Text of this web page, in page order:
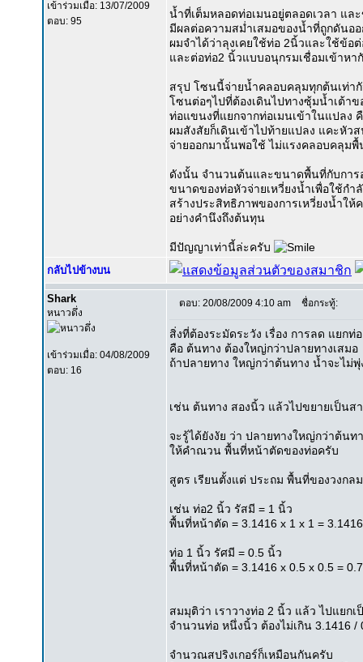
เข้าร่วมเมื่อ: 13/07/2009
ตอบ: 95
น้ำที่เต็มหลอดท่อเมนอยู่ตลอดเวลา แล
มีผลต่อความสม่ำเสมอของน้ำที่ถูกดันอ
ผมจำได้ว่าลุงเคยใช้ท่อ 2นิ้วและใช้ข้
และต่อท่อ2 นิ้วแบบอนุกรมเชื่อมเข้าห
สรุป โซนนี้จ่ายน้ำคลอบคลุมทุกต้นเท่า
โซนต่อๆไปที่ต้องเดินไปทางซุ้มน้ำเต้า
ท่อแขนงที่แยกจากท่อเมนเข้าในแปลง
ผมสังสัยก็เดินเข้าไปท้ายแปลง แคะหัว
จ่ายออกมานั้นพอใช้ ไม่แรงคลอบคลุมพื้
ดังนั้น จำนวนต้นและขนาดพื้นที่กับการ
ขนาดของท่อหัวจ่ายเหวี่ยงน้ำเพื่อใช้กำ
สร้างประสิทธิภาพของการเหวี่ยงน้ำใ
อย่างคำนึงถึงต้นทุน
มีปัญญาเท่านี้ล่ะครับ
กลับไปข้างบน
Shark
หนาวดึ่ง
เข้าร่วมเมื่อ: 04/08/2009
ตอบ: 16
ตอบ: 20/08/2009 4:10 am ชื่อกระทู้:
สิ่งที่ต้องระมัดระวัง เรื่อง การลด แยกท่
คือ ต้นทาง ต้องใหญ่กว่าปลายทางเสมอ
ถ้าปลายทาง ใหญ่กว่าต้นทาง น้ำจะไม่พุ่
เช่น ต้นทาง สองนิ้ว แล้วไปขยายเป็นส
จะรู้ได้ยังงัย ว่า ปลายทางใหญ่กว่าต้นท
ให้คำณวน พื้นที่หน้าตัดของท่อครับ
สูตร เรียนตั้งแต่ ประถม พื้นที่ของวงกล
เช่น ท่อ2 นิ้ว รัสมี = 1 นิ้ว
พื้นที่หน้าตัด = 3.1416 x 1 x 1 =
ท่อ 1 นิ้ว รัศมี = 0.5 นิ้ว
พื้นที่หน้าตัด = 3.1416 x 0.5 x 0.5 =
สมมุติว่า เราวางท่อ 2 นิ้ว แล้ว ไปแยก
จำนวนท่อ หนึ่งนิ้ว ต้องไม่เกิน 3.1416 /
จำนวณสปริงเกอร์ก็เหมือนกันครับ